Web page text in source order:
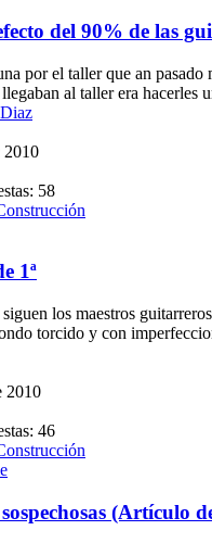
del 90% de las
por el taller que an
al taller era hacerles
2010
58
1ª
los maestros
torcido y con
2010
46
(Artículo